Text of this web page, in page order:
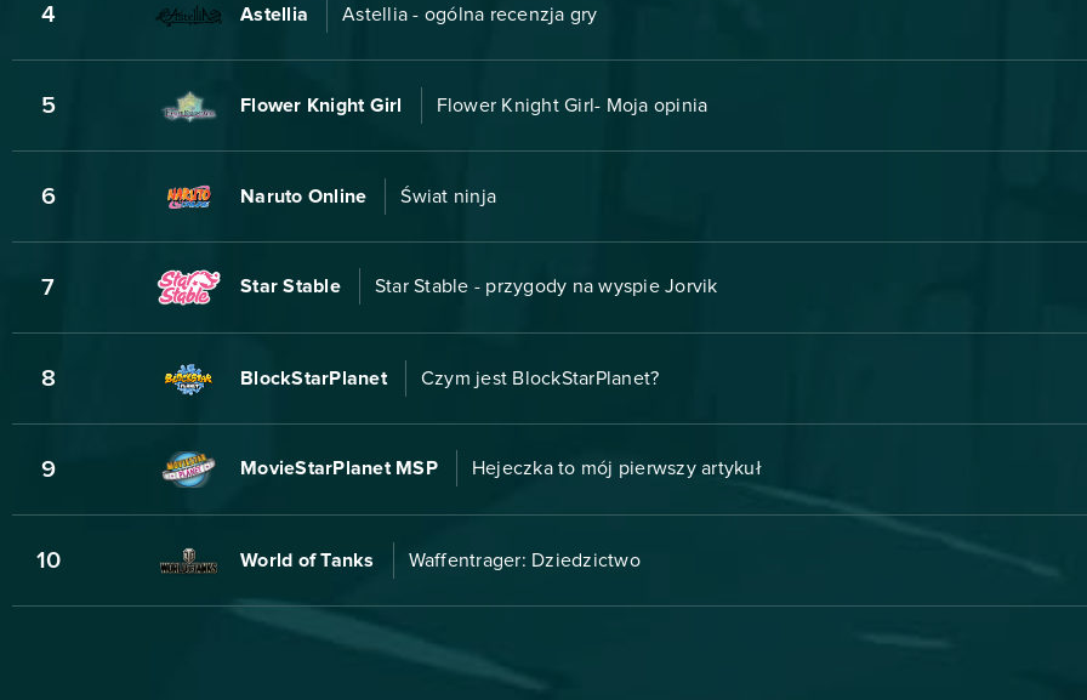
4 Astellia Astellia - ogólna recenzja gry
5 Flower Knight Girl Flower Knight Girl- Moja opinia
6 Naruto Online Świat ninja
7 Star Stable Star Stable - przygody na wyspie Jorvik
8 BlockStarPlanet Czym jest BlockStarPlanet?
9 MovieStarPlanet MSP Hejeczka to mój pierwszy artykuł
10 World of Tanks Waffentrager: Dziedzictwo